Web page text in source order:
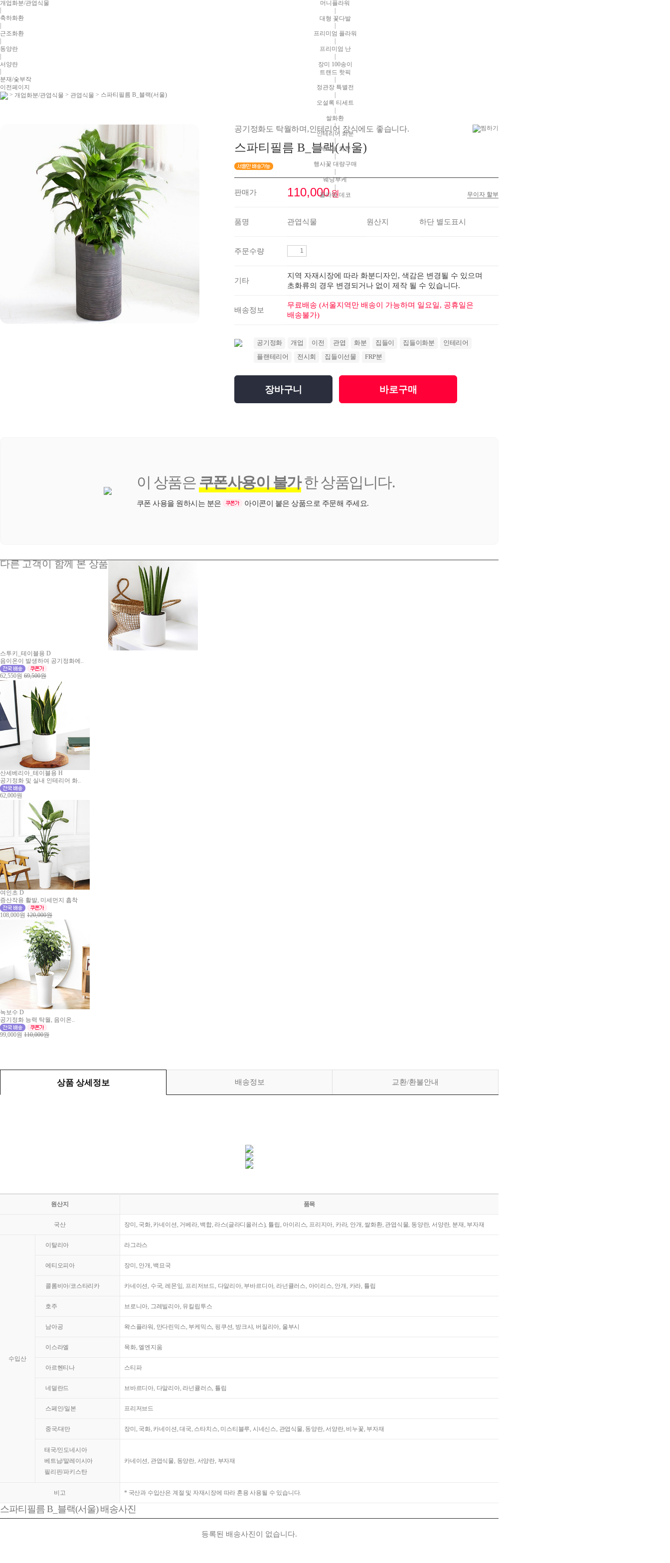
머니플라워
|
대형 꽃다발
프리미엄 플라워
프리미엄 난
|
장미 100송이
트랜드 핫픽
정관장 특별전
오설록 티세트
|
쌀화환
|
인테리어 화분
테이블 화분
행사꽃 대량구매
|
웨딩부케
|
플라워 데코
개업화분/관엽식물
축하화환
근조화환
|
동양란
|
서양란
분재/숯부작
이전페이지
> 개업화분/관엽식물 > 관엽식물 > 스파티필름 B_블랙(서울)
공기정화도 탁월하며,인테리어 장식에도 좋습니다.
스파티필름 B_블랙(서울)
판매가 110,000원 무이자 할부
품명 관엽식물 원산지 하단 별도표시
주문수량
기타
지역 자재시장에 따라 화분디자인, 색감은 변경될 수 있으며
초화류의 경우 변경되거나 없이 제작 될 수 있습니다.
배송정보
무료배송 (서울지역만 배송이 가능하며 일요일, 공휴일은
배송불가)
공기정화 개업 이전 관엽 화분 집들이 집들이화분
인테리어
플랜테리어
전시회 집들이선물 FRP분
장바구니 바로구매
이 상품은 쿠폰사용이 불가한 상품입니다.
쿠폰 사용을 원하시는 분은 아이콘이 붙은 상품으로 주문해 주세요.
다른 고객이 함께 본 상품
스투키_테이블용 D
음이온이 발생하여 공기정화에..
62,550원 69,500원
산세베리아_테이블용 H
공기정화 및 실내 인테리어 화..
62,000원
여인초 D
증산작용 활발, 미세먼지 흡착
108,000원 120,000원
녹보수 D
공기정화 능력 탁월, 음이온..
99,000원 110,000원
상품 상세정보 배송정보 교환/환불안내
원산지 품목
국산 장미, 국화, 카네이션, 거베라, 백합, 라스(글라디올러스), 튤립, 아이리스, 프리지아, 카라, 안개, 쌀화환, 관엽식물, 동양란, 서양란, 분재, 부자재
수입산
이탈리아 라그라스
에티오피아 장미, 안개, 백묘국
콜롬비아/코스타리카 카네이션, 수국, 레몬잎, 프리저브드, 다알리아, 부바르디아, 라넌큘러스, 아이리스, 안개, 카라, 튤립
호주 브로니아, 그레빌리아, 유킬립투스
남아공 왁스플라워, 만다린믹스, 부케믹스, 핑쿠션, 방크샤, 버질리아, 울부시
이스라엘 목화, 엘엔지움
아르헨티나 스티파
네덜란드 브바르디아, 다알리아, 라넌큘러스, 튤립
스페인/일본 프리저브드
중국/대만 장미, 국화, 카네이션, 대국, 스타치스, 미스티블루, 시네신스, 관엽식물, 동양란, 서양란, 비누꽃, 부자재
태국/인도네시아
베트남/말레이시아
필리핀/파키스탄
카네이션, 관엽식물, 동양란, 서양란, 부자재
비고 * 국산과 수입산은 계절 및 자재시장에 따라 혼용 사용될 수 있습니다.
스파티필름 B_블랙(서울) 배송사진
등록된 배송사진이 없습니다.